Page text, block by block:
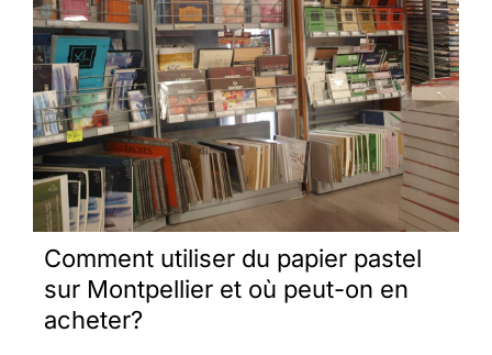
Comment utiliser du papier pastel
sur Montpellier et où peut-on en
acheter?